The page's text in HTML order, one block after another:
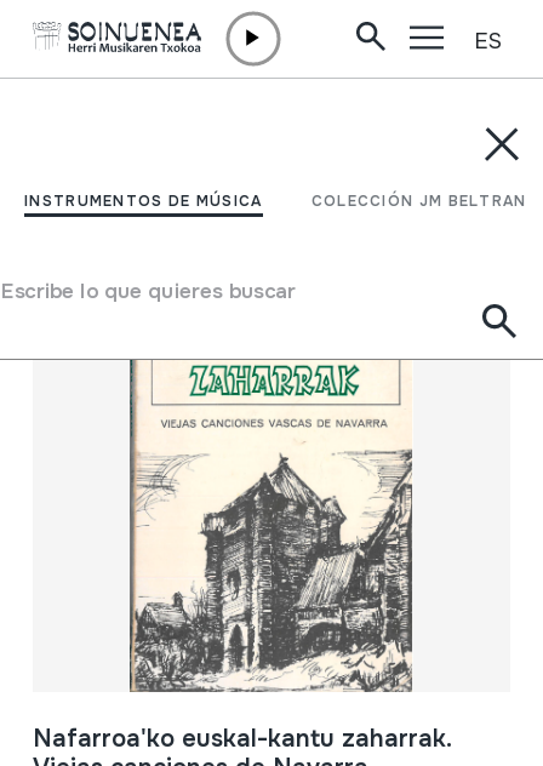
INSTRUMENTOS DE MÚSICA COLECCIÓN JM BELTRAN
Escribe lo que quieres buscar
ES
COLECCIÓN JM BELTRAN
Filtrar
Nafarroa'ko euskal-kantu zaharrak.